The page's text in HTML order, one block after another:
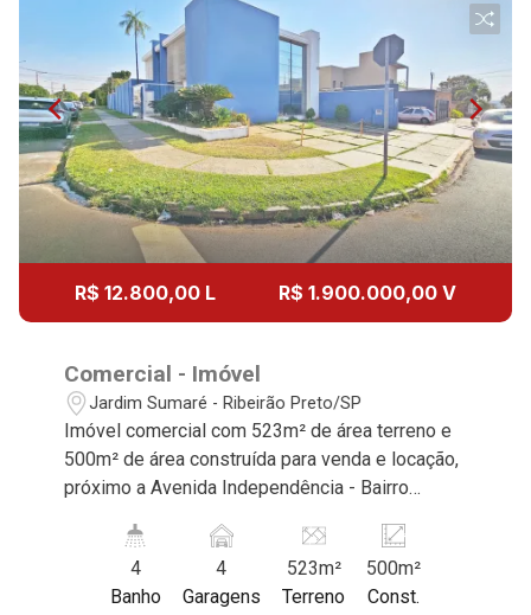
R$ 12.800,00 L R$ 1.900.000,00 V
Comercial - Imóvel
Jardim Sumaré - Ribeirão Preto/SP
Imóvel comercial com 523m² de área terreno e
500m² de área construída para venda e locação,
próximo a Avenida Independência - Bairro
características deste imóvel que a Martinelli
Imobiliária selecionou para você: - 523m² de
área terreno e 500m² de área construída -
4
Banho
4
Garagens
523m²
Terreno
500m²
Const.